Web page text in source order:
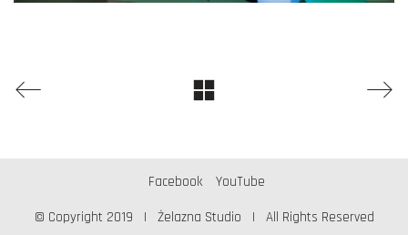
Facebook YouTube
© Copyright 2019 | Żelazna Studio | All Rights Reserved